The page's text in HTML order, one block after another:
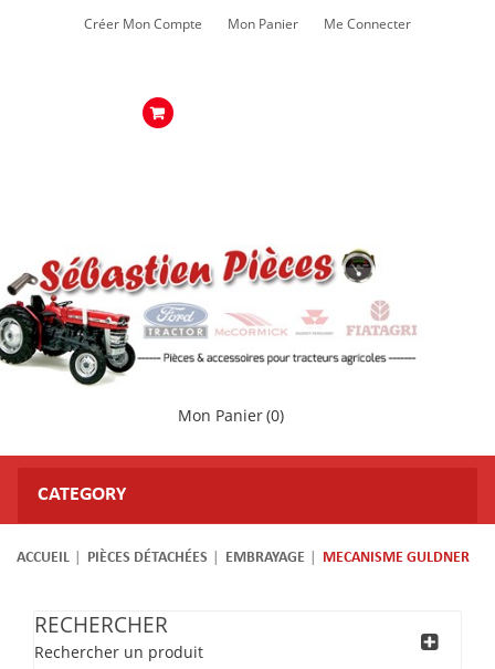
Créer Mon Compte Mon Panier Me Connecter
Mon Panier(0)
CATEGORY
ACCUEIL PIÈCES DÉTACHÉES EMBRAYAGE MECANISME GULDNER
RECHERCHER
Rechercher un produit